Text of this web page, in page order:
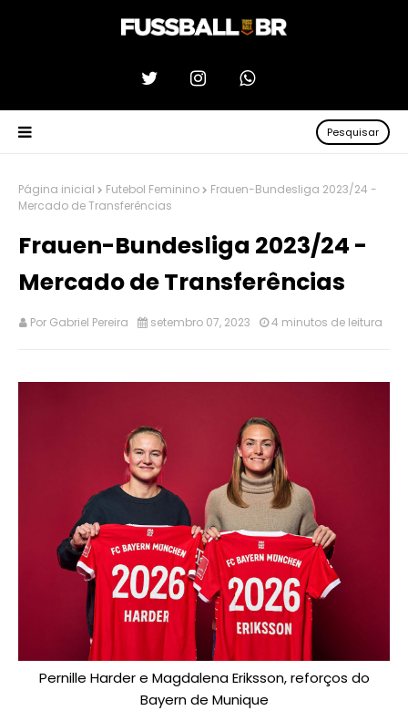
Pesquisar
Página inicial Futebol Feminino
Frauen-Bundesliga 2023/24 -
Mercado de Transferências
Frauen-Bundesliga 2023/24 -
Mercado de Transferências
Por Gabriel Pereira setembro 07, 2023 4 minutos de leitura
Pernille Harder e Magdalena Eriksson, reforços do
Bayern de Munique